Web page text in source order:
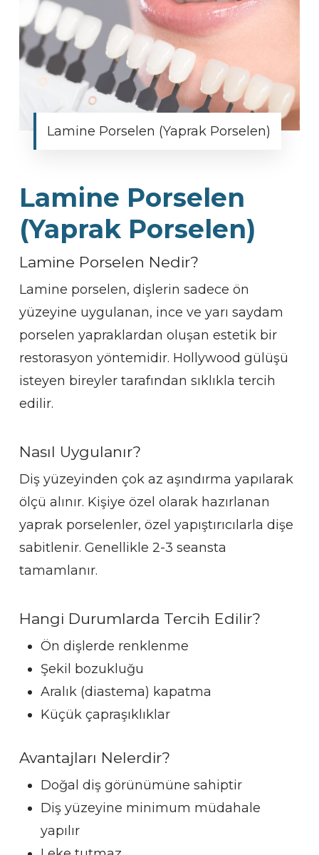
Lamine Porselen (Yaprak Porselen)
Lamine Porselen
(Yaprak Porselen)
Lamine Porselen Nedir?
Lamine porselen, dişlerin sadece ön
yüzeyine uygulanan, ince ve yarı saydam
porselen yapraklardan oluşan estetik bir
restorasyon yöntemidir. Hollywood gülüşü
isteyen bireyler tarafından sıklıkla tercih
edilir.
Nasıl Uygulanır?
Diş yüzeyinden çok az aşındırma yapılarak
ölçü alınır. Kişiye özel olarak hazırlanan
yaprak porselenler, özel yapıştırıcılarla dişe
sabitlenir. Genellikle 2-3 seansta
tamamlanır.
Hangi Durumlarda Tercih Edilir?
Ön dişlerde renklenme
Şekil bozukluğu
Aralık (diastema) kapatma
Küçük çapraşıklıklar
Avantajları Nelerdir?
Doğal diş görünümüne sahiptir
Diş yüzeyine minimum müdahale
yapılır